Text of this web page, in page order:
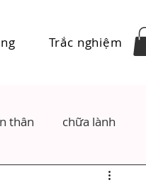
Trắc nghiệm
thân chữa lành